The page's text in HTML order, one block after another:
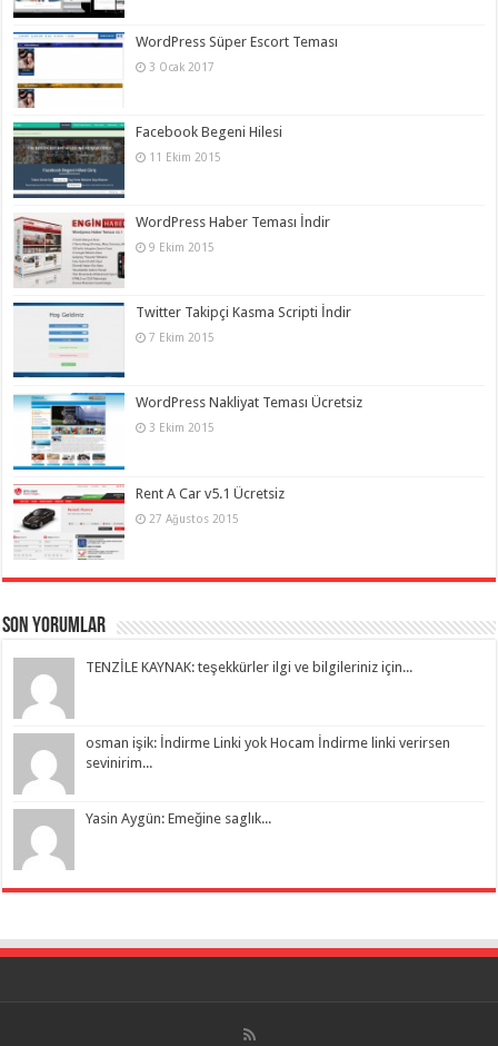
WordPress Süper Escort Teması
3 Ocak 2017
Facebook Begeni Hilesi
11 Ekim 2015
WordPress Haber Teması İndir
9 Ekim 2015
Twitter Takipçi Kasma Scripti İndir
7 Ekim 2015
WordPress Nakliyat Teması Ücretsiz
3 Ekim 2015
Rent A Car v5.1 Ücretsiz
27 Ağustos 2015
Son Yorumlar
TENZİLE KAYNAK: teşekkürler ilgi ve bilgileriniz için...
osman işik: İndirme Linki yok Hocam İndirme linki verirsen
sevinirim...
Yasin Aygün: Emeğine saglık...